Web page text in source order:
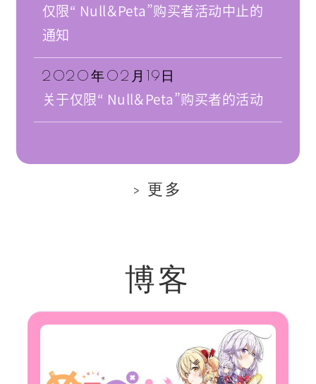
仅限“ Null＆Peta”购买者活动中止的
通知
2020年02月19日
关于仅限“ Null＆Peta”购买者的活动
更多
博客